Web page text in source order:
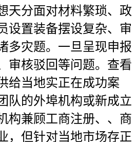
天分面对材料繁琐、政
设置装备摆设复杂、审
多灾题。一旦呈现申报
审核驳回等问题。查看
给当地实正在成功案
队的外埠机构或新成立
构兼顾工商注册、、商
，但针对当地市场存正